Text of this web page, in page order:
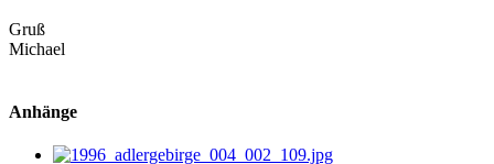
Gruß
Michael
Anhänge